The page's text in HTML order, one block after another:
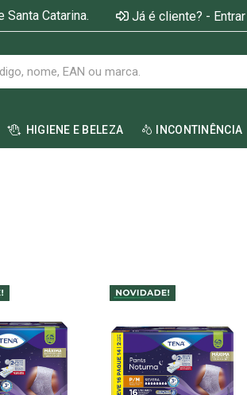
Santa Catarina. Já é cliente? - Entrar
HIGIENE E BELEZA INCONTINÊNCIA